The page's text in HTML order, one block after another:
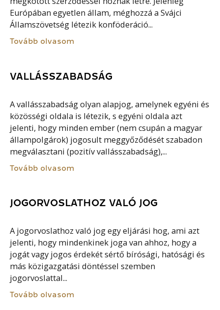
Európában egyetlen állam, méghozzá a Svájci
Államszövetség létezik konföderáció...
Tovább olvasom
VALLÁSSZABADSÁG
A vallásszabadság olyan alapjog, amelynek egyéni és
közösségi oldala is létezik, s egyéni oldala azt
jelenti, hogy minden ember (nem csupán a magyar
állampolgárok) jogosult meggyőződését szabadon
megválasztani (pozitív vallásszabadság),...
Tovább olvasom
JOGORVOSLATHOZ VALÓ JOG
A jogorvoslathoz való jog egy eljárási hog, ami azt
jelenti, hogy mindenkinek joga van ahhoz, hogy a
jogát vagy jogos érdekét sértő bírósági, hatósági és
más közigazgatási döntéssel szemben
jogorvoslattal...
Tovább olvasom